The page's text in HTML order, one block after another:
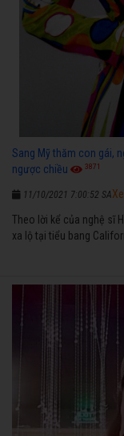
Sang Mỹ thăm con gái,
ngược chiều
3871
11/10/2021 7:00:52 SA
Theo lời kể của nghệ sĩ
xa lộ tại tiểu bang